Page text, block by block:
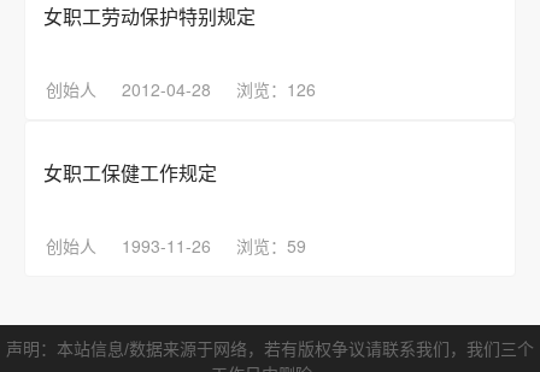
女职工劳动保护特别规定
创始人 2012-04-28 浏览：126
女职工保健工作规定
创始人 1993-11-26 浏览：59
声明：本站信息/数据来源于网络，若有版权争议请联系我们，我们三个